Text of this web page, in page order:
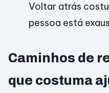
Voltar atrás
pessoa está
Caminhos de
que costuma